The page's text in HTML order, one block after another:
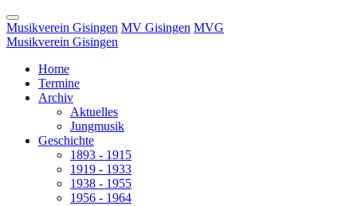
Musikverein Gisingen MV Gisingen MVG
Musikverein Gisingen
Home
Termine
Archiv
Aktuelles
Jungmusik
Geschichte
1893 - 1915
1919 - 1933
1938 - 1955
1956 - 1964